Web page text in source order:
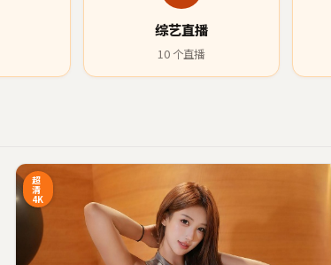
综艺直播
10 个直播
超
清
4K